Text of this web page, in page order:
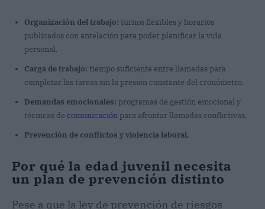
Organización del trabajo: turnos flexibles y horarios
publicados con antelación para poder planificar la vida
personal.
Carga de trabajo: tiempo suficiente entre llamadas para
completar las tareas sin la presión constante del cronómetro.
Demandas emocionales: programas de gestión emocional y
técnicas de comunicación para afrontar llamadas conflictivas.
Prevención de conflictos y violencia laboral.
Por qué la edad juvenil necesita
un plan de prevención distinto
Pese a que la ley de prevención de riesgos